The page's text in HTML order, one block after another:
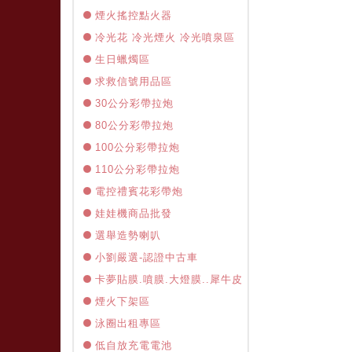
煙火搖控點火器
冷光花 冷光煙火 冷光噴泉區
生日蠟燭區
求救信號用品區
30公分彩帶拉炮
80公分彩帶拉炮
100公分彩帶拉炮
110公分彩帶拉炮
電控禮賓花彩帶炮
娃娃機商品批發
選舉造勢喇叭
小劉嚴選-認證中古車
卡夢貼膜.噴膜.大燈膜..犀牛皮
煙火下架區
泳圈出租專區
低自放充電電池